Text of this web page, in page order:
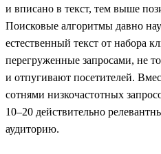
и вписано в текст, тем выше
Поисковые алгоритмы давно
естественный текст от набора
перегруженные запросами, не
и отпугивают посетителей.
сотнями низкочастотных
10–20 действительно
аудиторию.